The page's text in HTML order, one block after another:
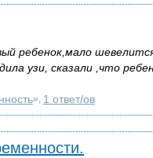
ребенок,мало
узи, сказали ,что
», 1 ответ/ов